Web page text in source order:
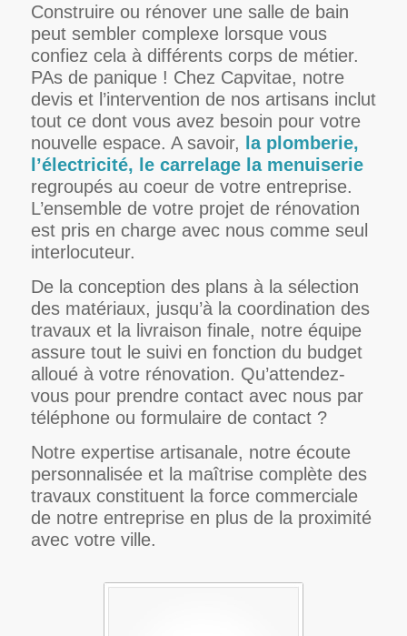
Construire ou rénover une salle de bain
peut sembler complexe lorsque vous
confiez cela à différents corps de métier.
PAs de panique ! Chez Capvitae, notre
devis et l’intervention de nos artisans inclut
tout ce dont vous avez besoin pour votre
nouvelle espace. A savoir, laplomberie,
l’électricité, le carrelage la menuiserie
regroupés au coeur de votre entreprise.
L’ensemble de votre projet de rénovation
est pris en charge avec nous comme seul
interlocuteur.
De la conception des plans à la sélection
des matériaux, jusqu’à la coordination des
travaux et la livraison finale, notre équipe
assure tout le suivi en fonction du budget
alloué à votre rénovation. Qu’attendez-
vous pour prendre contact avec nous par
téléphone ou formulaire de contact ?
Notre expertise artisanale, notre écoute
personnalisée et la maîtrise complète des
travaux constituent la force commerciale
de notre entreprise en plus de la proximité
avec votre ville.